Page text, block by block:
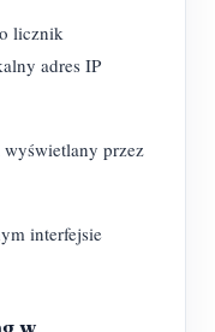
licznik
adres IP
przez
interfejsie